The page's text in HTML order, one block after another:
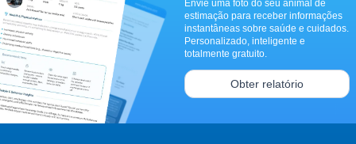
Envie uma foto do seu animal de
estimação para receber informações
instantâneas sobre saúde e cuidados.
Personalizado, inteligente e
totalmente gratuito.
Obter relatório